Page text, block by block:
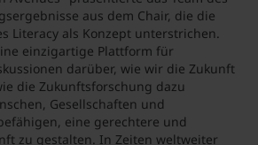
aus dem Chair, die die
Literacy als Konzept unterstrichen.
einzigartige Plattform für
darüber, wie wir die Zukunft
die Zukunftsforschung dazu
Gesellschaften und
eine gerechtere und
zu gestalten. In Zeiten weltweiter